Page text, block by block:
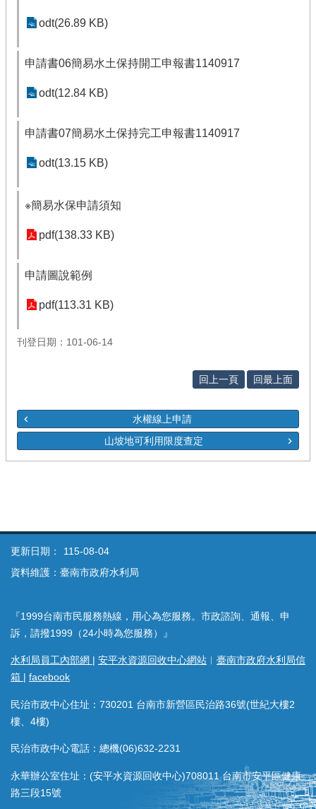
odt(26.89 KB)
申請書06簡易水土保持開工申報書1140917
odt(12.84 KB)
申請書07簡易水土保持完工申報書1140917
odt(13.15 KB)
※簡易水保申請須知
pdf(138.33 KB)
申請圖說範例
pdf(113.31 KB)
刊登日期：101-06-14
回上一頁 回最上面
水權線上申請
山坡地可利用限度查定
更新日期：
115-08-04
資料維護：臺南市政府水利局
『1999台南市民服務熱線，用心為您服務。市政諮詢、通報、申
訴，請撥1999（24小時為您服務）』
水利局員工內部網 | 安平水資源回收中心網站 ︱ 臺南市政府水利局信
箱 | facebook
民治市政中心住址：730201 台南市新營區民治路36號(世紀大樓2
樓、4樓)
民治市政中心電話：總機(06)632-2231
永華辦公室住址：(安平水資源回收中心)708011 台南市安平區健康
路三段15號